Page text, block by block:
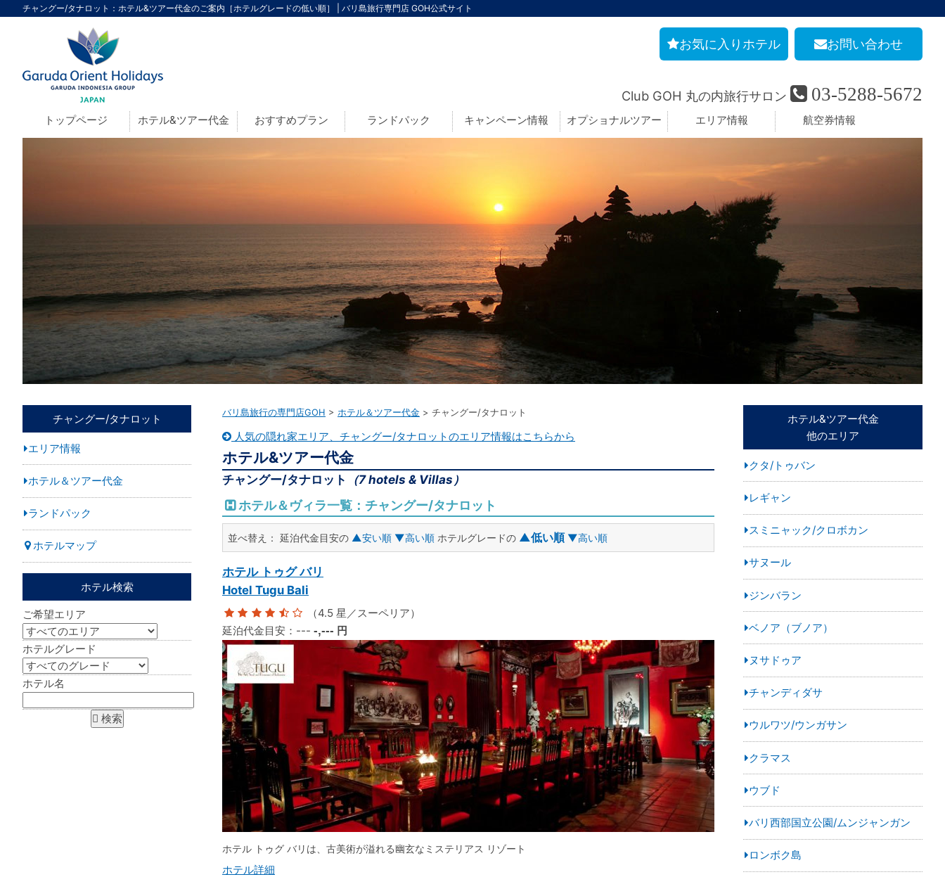
チャングー/タナロット：ホテル&ツアー代金のご案内［ホテルグレードの低い順］ | バリ島旅行専門店 GOH公式サイト
お問い合わせ
お気に入りホテル
Club GOH 丸の内旅行サロン 03-5288-5672
トップページ ホテル&ツアー代金 おすすめプラン ランドパック キャンペーン情報 オプショナルツアー エリア情報 航空券情報
バリ島旅行の専門店GOH ホテル＆ツアー代金 チャングー/タナロット
人気の隠れ家エリア、チャングー/タナロットのエリア情報はこちらから
ホテル&ツアー代金
チャングー/タナロット （7 hotels & Villas）
ホテル＆ヴィラ一覧：チャングー/タナロット
並べ替え： 延泊代金目安の ▲安い順 ▼高い順 ホテルグレードの ▲低い順 ▼高い順
ホテル トゥグ バリ
Hotel Tugu Bali
（4.5 星／スーペリア）
延泊代金目安： --- -,--- 円
ホテル トゥグ バリは、古美術が溢れる幽玄なミステリアス リゾート
ホテル詳細
チャングー/タナロット
エリア情報
ホテル＆ツアー代金
ランドパック
ホテルマップ
ホテル検索
ご希望エリア
ホテルグレード
ホテル名
ホテル&ツアー代金
他のエリア
クタ/トゥバン
レギャン
スミニャック/クロボカン
サヌール
ジンバラン
ベノア（ブノア）
ヌサドゥア
チャンディダサ
ウルワツ/ウンガサン
クラマス
ウブド
バリ西部国立公園/ムンジャンガン
ロンボク島